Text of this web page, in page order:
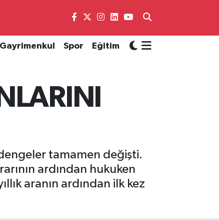
Gayrimenkul Spor Eğitim
tamamen değişti.
ardından hukuken
aranın ardından ilk kez